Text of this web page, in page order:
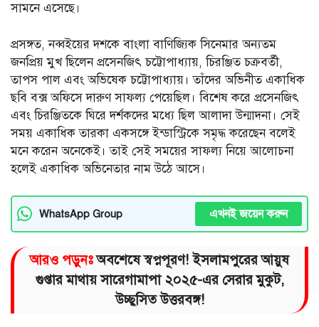
সামনে এসেছে।
প্রসঙ্গত, নব্বইয়ের দশকে বাংলা বাণিজ্যিক সিনেমার অন্যতম
জনপ্রিয় মুখ ছিলেন প্রসেনজিৎ চট্টোপাধ্যায়, চিরঞ্জিত চক্রবর্তী,
তাপস পাল এবং অভিষেক চট্টোপাধ্যায়। তাঁদের অভিনীত একাধিক
ছবি বক্স অফিসে দারুণ সাফল্য পেয়েছিল। বিশেষ করে প্রসেনজিৎ
এবং চিরঞ্জিতকে ঘিরে দর্শকদের মধ্যে ছিল আলাদা উন্মাদনা। সেই
সময় একাধিক তারকা একসঙ্গে ইন্ডাস্ট্রিকে সমৃদ্ধ করেছেন বলেই
মনে করেন অনেকেই। তাই সেই সময়ের সাফল্য নিয়ে আলোচনা
হলেই একাধিক অভিনেতার নাম উঠে আসে।
WhatsApp Group এখনই জয়েন করুন
আরও পড়ুনঃঅবশেষে স্বপ্নপূরণ! ইসলামপুরের আয়ুষ
গুপ্তার মাথায় সারেগামাপা ২০২৫-এর সেরার মুকুট,
উচ্ছ্বসিত উত্তরবঙ্গ!